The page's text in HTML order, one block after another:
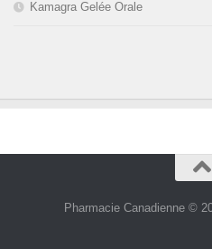
Kamagra Gelée Orale
Pharmacie Canadienne ©